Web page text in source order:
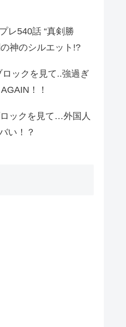
レ540話 “真剣勝
神のシルエット!?
ックを見て..強過ぎ
！！
ックを見て…外国人
い！？